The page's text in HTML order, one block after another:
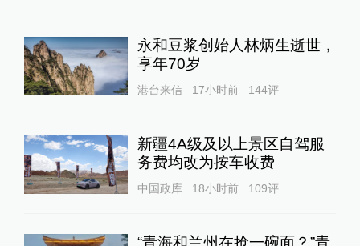
永和豆浆创始人林炳生逝世，
享年70岁
港台来信 17小时前 144评
新疆4A级及以上景区自驾服
务费均改为按车收费
中国政库 18小时前 109评
“青海和兰州在抢一碗面？”青